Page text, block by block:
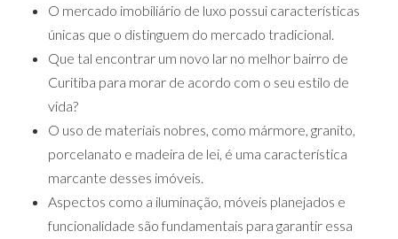
O mercado imobiliário de luxo possui características
únicas que o distinguem do mercado tradicional.
Que tal encontrar um novo lar no melhor bairro de
Curitiba para morar de acordo com o seu estilo de
vida?
O uso de materiais nobres, como mármore, granito,
porcelanato e madeira de lei, é uma característica
marcante desses imóveis.
Aspectos como a iluminação, móveis planejados e
funcionalidade são fundamentais para garantir essa